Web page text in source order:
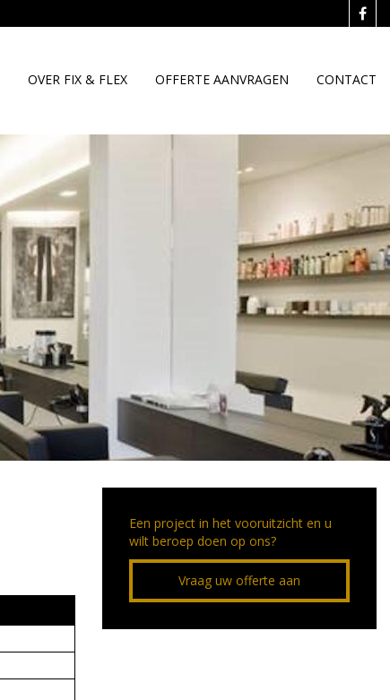
OVER FIX & FLEX OFFERTE AANVRAGEN CONTACT
Een project in het vooruitzicht en u
wilt beroep doen op ons?
Vraag uw offerte aan